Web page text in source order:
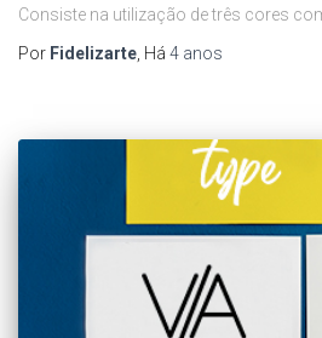
Consiste na utilização de três cores
Por Fidelizarte, Há 4 anos